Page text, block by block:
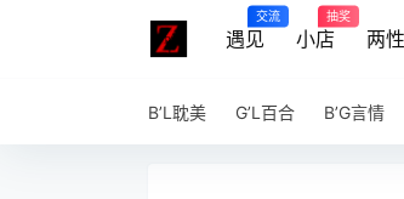
遇见
交流
小店
抽奖
两性
B’L耽美 G’L百合 B’G言情